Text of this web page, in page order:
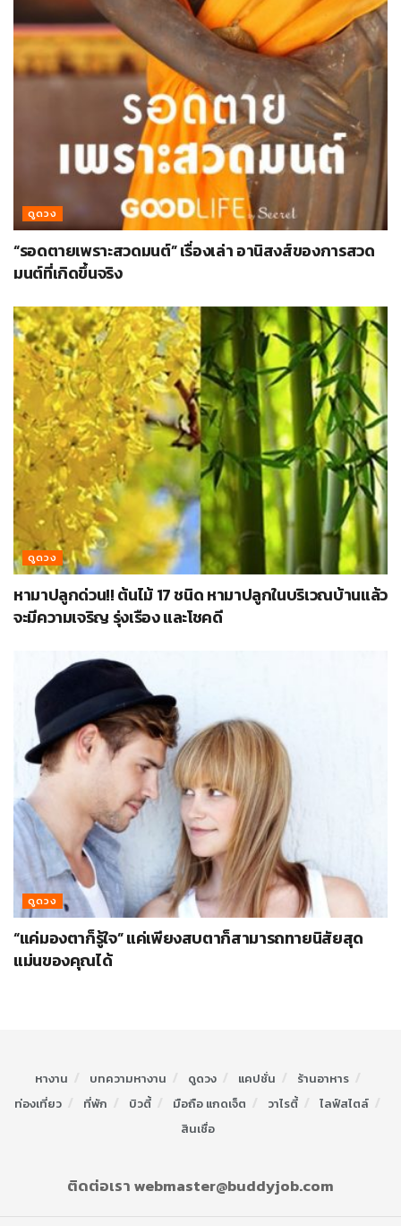
ดูดวง
“รอดตายเพราะสวดมนต์” เรื่องเล่า อานิสงส์ของการสวด
มนต์ที่เกิดขึ้นจริง
ดูดวง
หามาปลูกด่วน!! ต้นไม้ 17 ชนิด หามาปลูกในบริเวณบ้านแล้ว
จะมีความเจริญ รุ่งเรือง และโชคดี
ดูดวง
“แค่มองตาก็รู้ใจ” แค่เพียงสบตาก็สามารถทายนิสัยสุด
แม่นของคุณได้
หางาน บทความหางาน ดูดวง แคปชั่น
ร้านอาหาร
ท่องเที่ยว
ที่พัก บิวตี้ มือถือ แกดเจ็ต วาไรตี้
ไลฟ์สไตล์
สินเชื่อ
ติดต่อเรา webmaster@buddyjob.com